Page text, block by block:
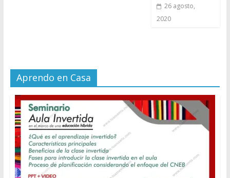
26 agosto,
2020
Aprendo en Casa